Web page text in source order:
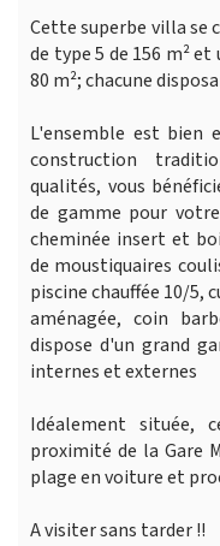
Cette superbe villa se
de type 5 de 156 m²
80 m²; chacune
L'ensemble est
construction
qualités, vous
de gamme pour
cheminée insert et
de moustiquaires
piscine chauffée 10/5,
aménagée, coin
dispose d'un grand
internes et externes
Idéalement située,
proximité de la Gare
plage en voiture et
A visiter sans tarder !!